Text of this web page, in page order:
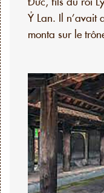
Ỷ Lan. Il n’avait
monta sur le